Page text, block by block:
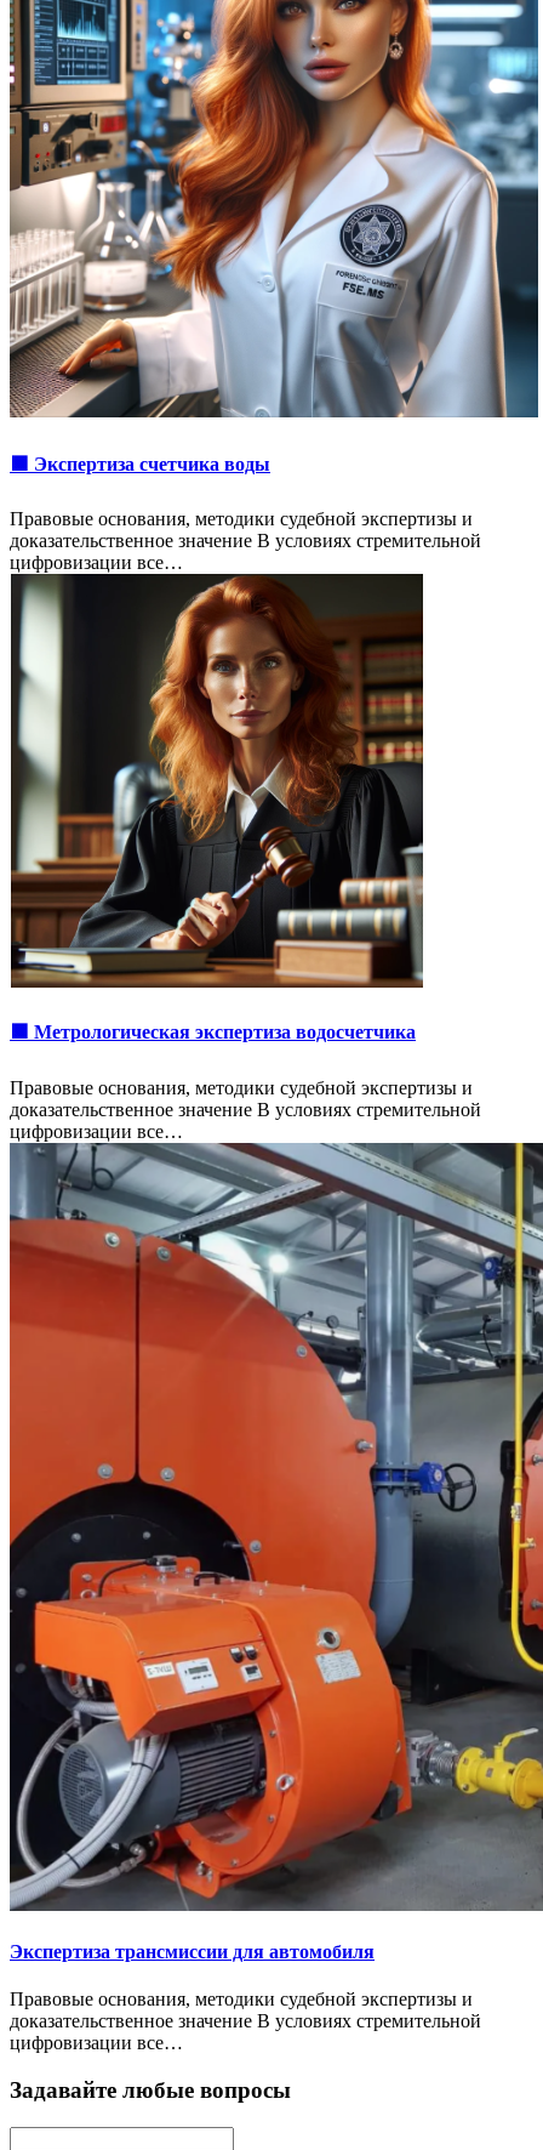
🟩 Экспертиза счетчика воды
Правовые основания, методики судебной экспертизы и
доказательственное значение В условиях стремительной
цифровизации все…
🟩 Метрологическая экспертиза водосчетчика
Правовые основания, методики судебной экспертизы и
доказательственное значение В условиях стремительной
цифровизации все…
Экспертиза трансмиссии для автомобиля
Правовые основания, методики судебной экспертизы и
доказательственное значение В условиях стремительной
цифровизации все…
Задавайте любые вопросы